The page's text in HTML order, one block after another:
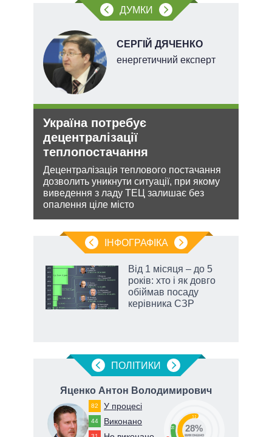
ДУМКИ
СЕРГІЙ ДЯЧЕНКО
енергетичний експерт
Україна потребує
децентралізації
теплопостачання
Децентралізація теплового постачання
дозволить уникнути ситуації, при якому
виведення з ладу ТЕЦ залишає без
опалення ціле місто
ІНФОГРАФІКА
Від 1 місяця – до 5
років: хто і як довго
обіймав посаду
керівника СЗР
ПОЛIТИКИ
Яценко Антон Володимирович
82 У процесі
44 Виконано
28
52
28%
виконано